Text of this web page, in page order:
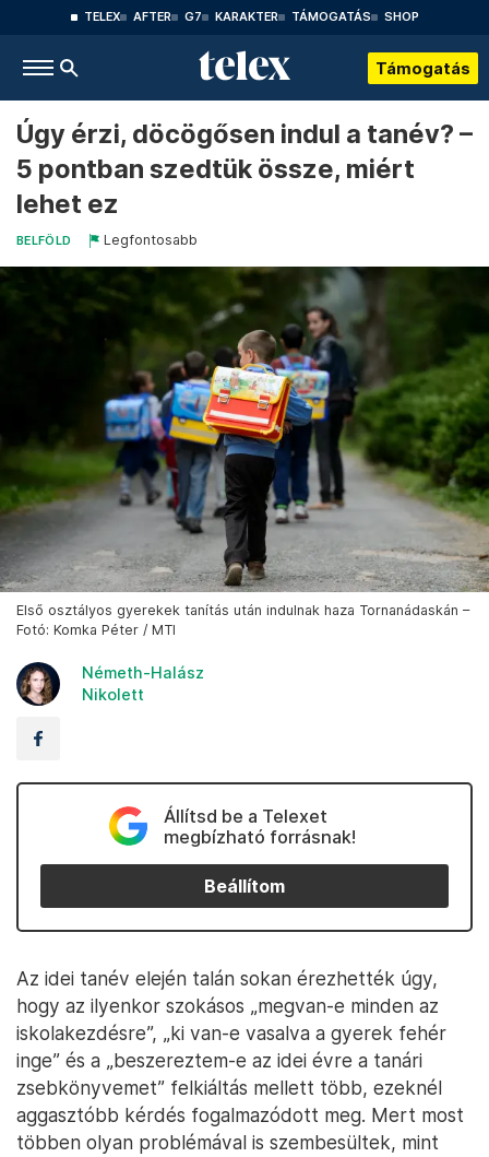
TELEX AFTER G7 KARAKTER TÁMOGATÁS SHOP
Támogatás
Úgy érzi, döcögősen indul a tanév? –
5 pontban szedtük össze, miért
lehet ez
BELFÖLD Legfontosabb
Első osztályos gyerekek tanítás után indulnak haza Tornanádaskán –
Fotó: Komka Péter / MTI
Németh-Halász
Nikolett
Állítsd be a Telexet
megbízható forrásnak!
Beállítom
Az idei tanév elején talán sokan érezhették úgy,
hogy az ilyenkor szokásos „megvan-e minden az
iskolakezdésre”, „ki van-e vasalva a gyerek fehér
inge” és a „beszereztem-e az idei évre a tanári
zsebkönyvemet” felkiáltás mellett több, ezeknél
aggasztóbb kérdés fogalmazódott meg. Mert most
többen olyan problémával is szembesültek, mint